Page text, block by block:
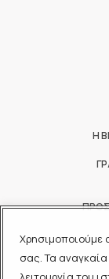
Χρησιμοποιούμε
σας. Τα αναγκαία
Η